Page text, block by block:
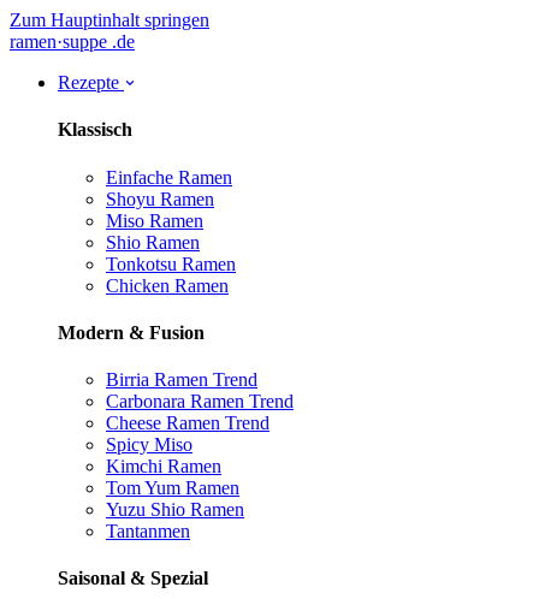
Zum Hauptinhalt springen
ramen·suppe .de
Rezepte
Klassisch
Einfache Ramen
Shoyu Ramen
Miso Ramen
Shio Ramen
Tonkotsu Ramen
Chicken Ramen
Modern & Fusion
Birria Ramen Trend
Carbonara Ramen Trend
Cheese Ramen Trend
Spicy Miso
Kimchi Ramen
Tom Yum Ramen
Yuzu Shio Ramen
Tantanmen
Saisonal & Spezial